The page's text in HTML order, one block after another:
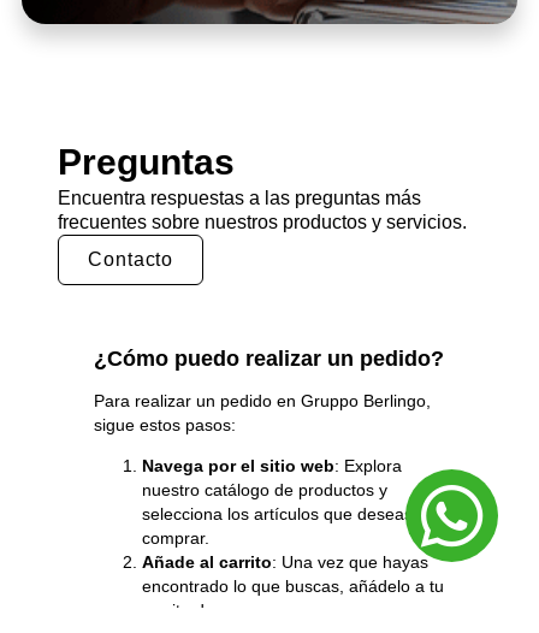
Preguntas
Encuentra respuestas a las preguntas más
frecuentes sobre nuestros productos y servicios.
Contacto
¿Cómo puedo realizar un pedido?
Para realizar un pedido en Gruppo Berlingo,
sigue estos pasos:
Navega por el sitio web: Explora
nuestro catálogo de productos y
selecciona los artículos que deseas
comprar.
Añade al carrito: Una vez que hayas
encontrado lo que buscas, añádelo a tu
carrito de compras.